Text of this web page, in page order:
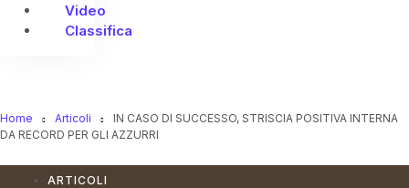
Video
Classifica
Home Articoli
IN CASO DI SUCCESSO, STRISCIA POSITIVA INTERNA
DA RECORD PER GLI AZZURRI
ARTICOLI